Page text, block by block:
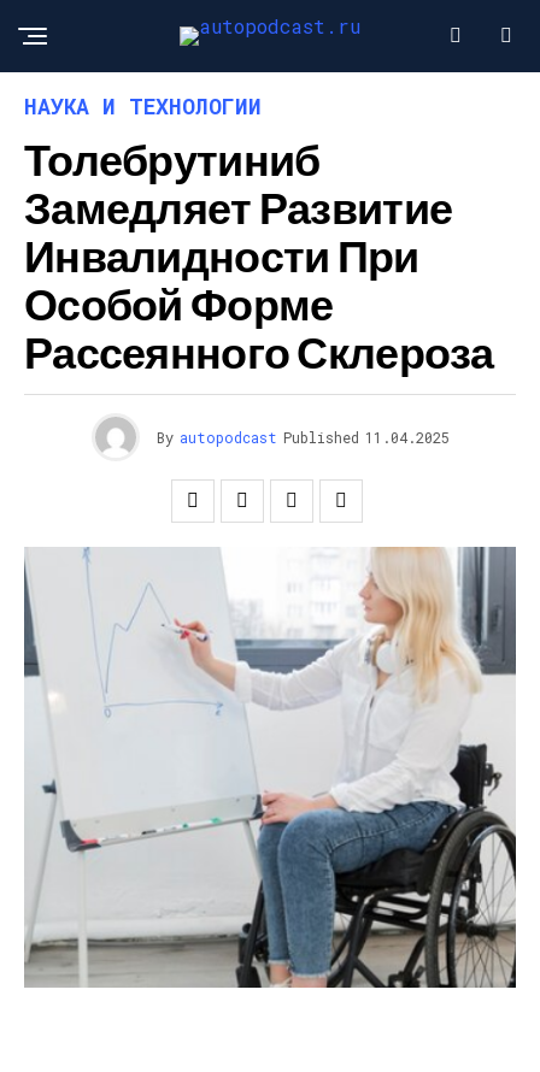
НАУКА И ТЕХНОЛОГИИ
Толебрутиниб
Замедляет Развитие
Инвалидности При
Особой Форме
Рассеянного Склероза
By autopodcast Published 11.04.2025